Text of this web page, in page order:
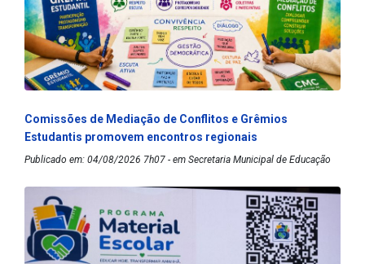
Comissões de Mediação de Conflitos e Grêmios
Estudantis promovem encontros regionais
Publicado em: 04/08/2026 7h07 - em Secretaria Municipal de Educação